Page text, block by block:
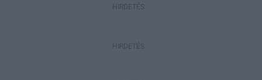
HIRDETÉS
HIRDETÉS